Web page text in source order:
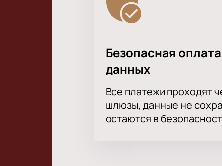
Безопасная
данных
Все платежи проходят
шлюзы, данные не
остаются в